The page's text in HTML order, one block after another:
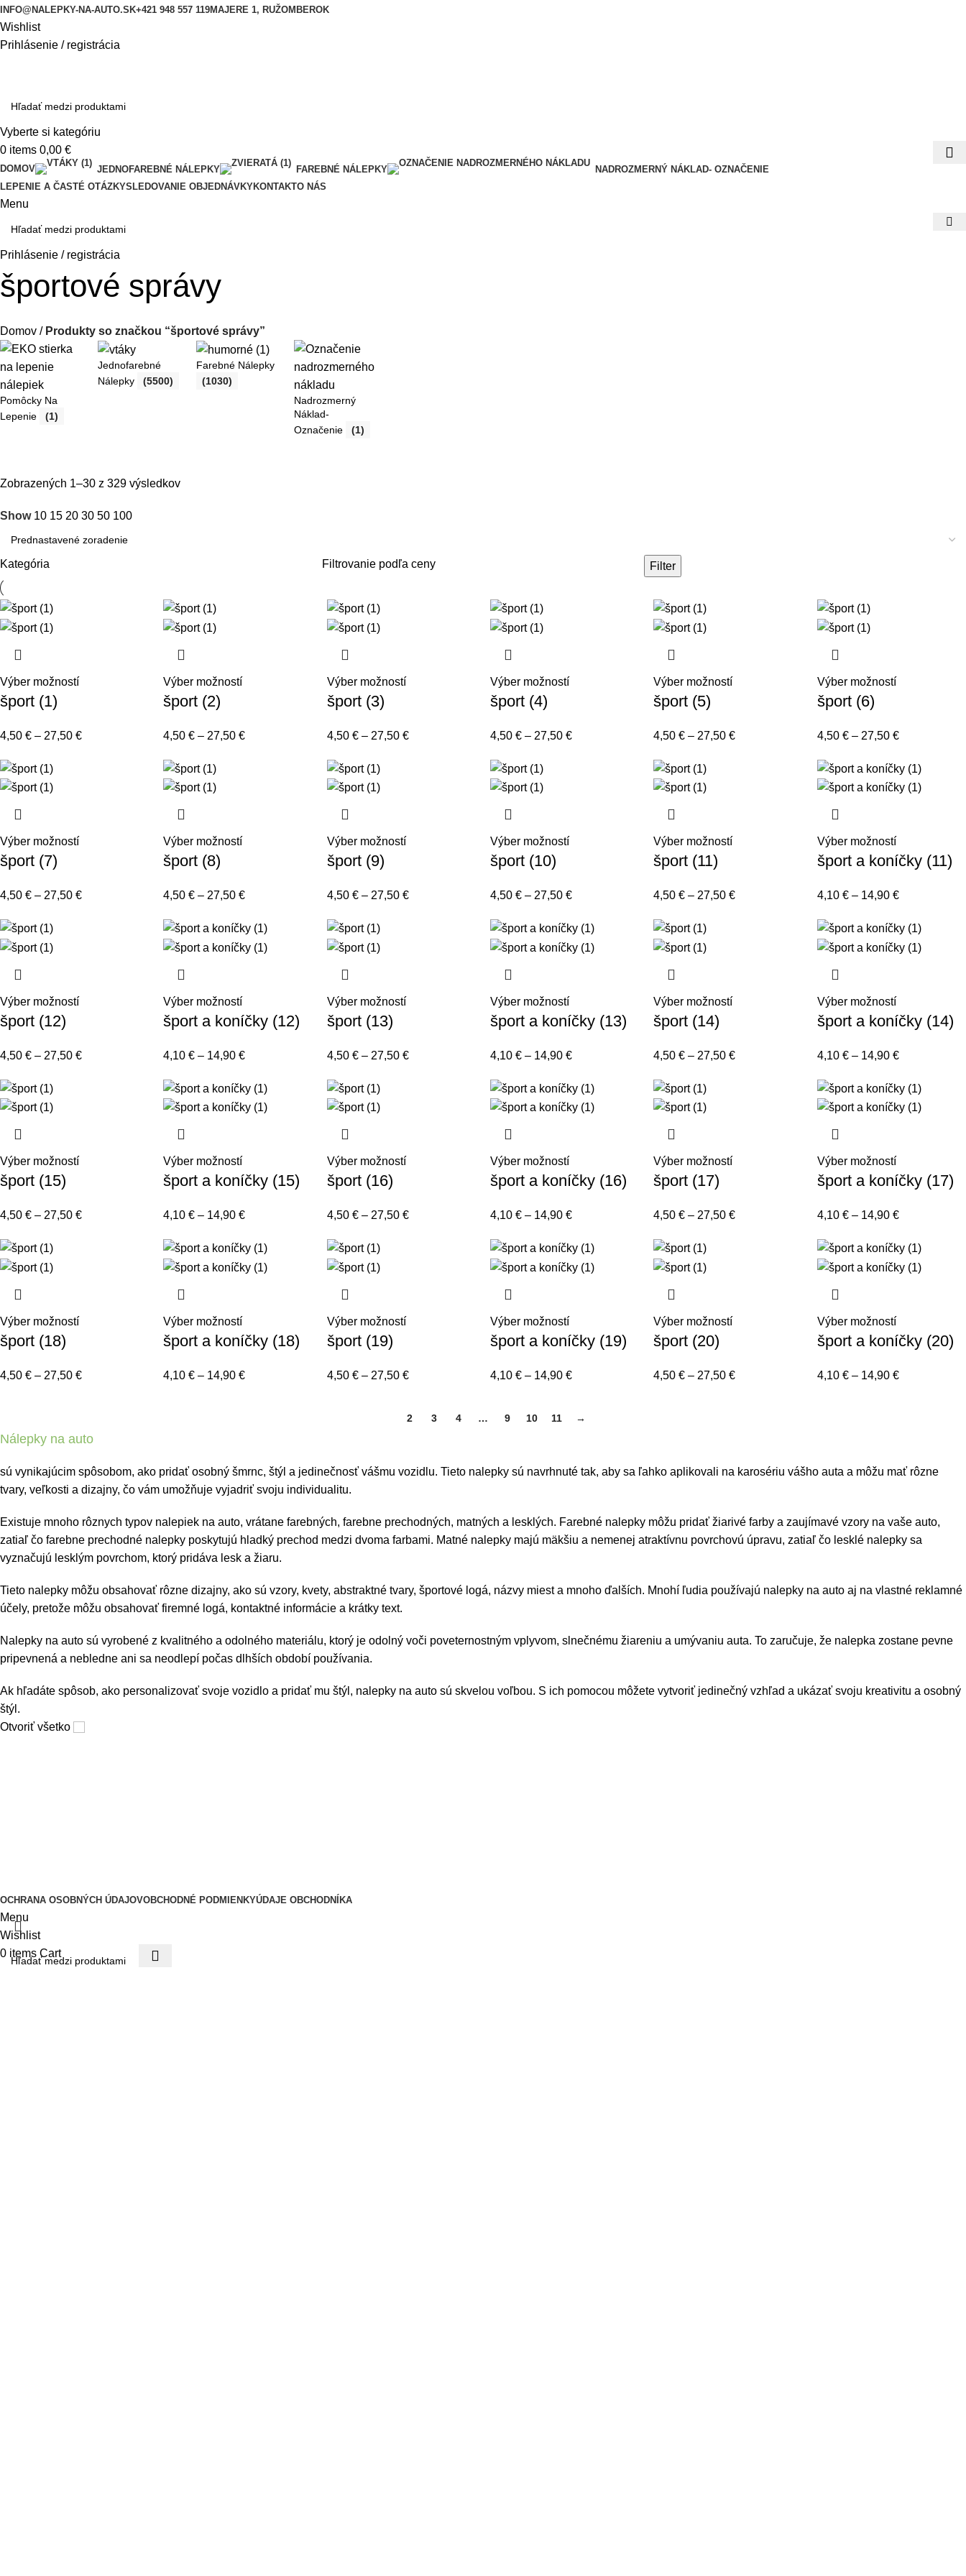
INFO@NALEPKY-NA-AUTO.SK+421 948 557 119MAJERE 1, RUŽOMBEROK
Wishlist
Prihlásenie / registrácia
Vyberte si kategóriu
0 items 0,00 €
DOMOV JEDNOFAREBNÉ NÁLEPKY FAREBNÉ NÁLEPKY
NADROZMERNÝ NÁKLAD- OZNAČENIE
LEPENIE A ČASTÉ OTÁZKYSLEDOVANIE OBJEDNÁVKYKONTAKTO NÁS
Menu
Prihlásenie / registrácia
športové správy
Domov Produkty so značkou “športové správy”
Pomôcky Na
Lepenie
(1)
Jednofarebné
Nálepky
(5500)
Farebné Nálepky
(1030)
Nadrozmerný
Náklad-
Označenie
(1)
Zobrazených 1–30 z 329 výsledkov
Show 10 15 20 30 50 100
Kategória Filtrovanie podľa ceny Filter
Výber možností
šport (1)
4,50 € – 27,50 €
Výber možností
šport (2)
4,50€ – 27,50€
Výber možností
šport (3)
4,50 € – 27,50 €
Výber možností
šport (4)
4,50 € – 27,50 €
Výber možností
šport (5)
4,50€ – 27,50€
Výber možností
šport (6)
4,50 € – 27,50 €
Výber možností
šport (7)
4,50 € – 27,50 €
Výber možností
šport (8)
4,50€ – 27,50€
Výber možností
šport (9)
4,50 € – 27,50 €
Výber možností
šport (10)
4,50 € – 27,50 €
Výber možností
šport (11)
4,50€ – 27,50€
Výber možností
šport a koníčky (11)
4,10 € – 14,90 €
Výber možností
šport (12)
4,50 € – 27,50 €
Výber možností
šport a koníčky (12)
4,10€ – 14,90€
Výber možností
šport (13)
4,50 € – 27,50 €
Výber možností
šport a koníčky (13)
4,10 € – 14,90 €
Výber možností
šport (14)
4,50€ – 27,50€
Výber možností
šport a koníčky (14)
4,10 € – 14,90 €
Výber možností
šport (15)
4,50 € – 27,50 €
Výber možností
šport a koníčky (15)
4,10€ – 14,90€
Výber možností
šport (16)
4,50 € – 27,50 €
Výber možností
šport a koníčky (16)
4,10 € – 14,90 €
Výber možností
šport (17)
4,50€ – 27,50€
Výber možností
šport a koníčky (17)
4,10 € – 14,90 €
Výber možností
šport (18)
4,50 € – 27,50 €
Výber možností
šport a koníčky (18)
4,10€ – 14,90€
Výber možností
šport (19)
4,50 € – 27,50 €
Výber možností
šport a koníčky (19)
4,10 € – 14,90 €
Výber možností
šport (20)
4,50€ – 27,50€
Výber možností
šport a koníčky (20)
4,10 € – 14,90 €
2 3 4 … 9 10 11 →
Nálepky na auto
sú vynikajúcim spôsobom, ako pridať osobný šmrnc, štýl a jedinečnosť vášmu vozidlu. Tieto nalepky sú navrhnuté tak, aby sa ľahko aplikovali na karosériu vášho auta a môžu mať rôzne
tvary, veľkosti a dizajny, čo vám umožňuje vyjadriť svoju individualitu.
Existuje mnoho rôznych typov nalepiek na auto, vrátane farebných, farebne prechodných, matných a lesklých. Farebné nalepky môžu pridať žiarivé farby a zaujímavé vzory na vaše auto,
zatiaľ čo farebne prechodné nalepky poskytujú hladký prechod medzi dvoma farbami. Matné nalepky majú mäkšiu a nemenej atraktívnu povrchovú úpravu, zatiaľ čo lesklé nalepky sa
vyznačujú lesklým povrchom, ktorý pridáva lesk a žiaru.
Tieto nalepky môžu obsahovať rôzne dizajny, ako sú vzory, kvety, abstraktné tvary, športové logá, názvy miest a mnoho ďalších. Mnohí ľudia používajú nalepky na auto aj na vlastné reklamné
účely, pretože môžu obsahovať firemné logá, kontaktné informácie a krátky text.
Nalepky na auto sú vyrobené z kvalitného a odolného materiálu, ktorý je odolný voči poveternostným vplyvom, slnečnému žiareniu a umývaniu auta. To zaručuje, že nalepka zostane pevne
pripevnená a nebledne ani sa neodlepí počas dlhších období používania.
Ak hľadáte spôsob, ako personalizovať svoje vozidlo a pridať mu štýl, nalepky na auto sú skvelou voľbou. S ich pomocou môžete vytvoriť jedinečný vzhľad a ukázať svoju kreativitu a osobný
štýl.
Otvoriť všetko
OCHRANA OSOBNÝCH ÚDAJOVOBCHODNÉ PODMIENKYÚDAJE OBCHODNÍKA
Menu
Wishlist
0 items Cart